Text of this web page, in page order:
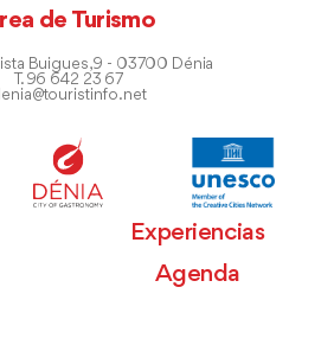
de Turismo
Buigues, 9 - 03700 Dénia
T. 96 642 23 67
Experiencias
Agenda